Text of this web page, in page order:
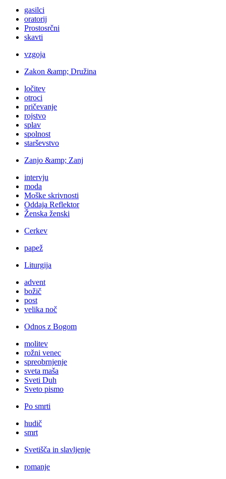
gasilci
oratorij
Prostosrčni
skavti
vzgoja
Zakon &amp; Družina
ločitev
otroci
pričevanje
rojstvo
splav
spolnost
starševstvo
Zanjo &amp; Zanj
intervju
moda
Moške skrivnosti
Oddaja Reflektor
Ženska ženski
Cerkev
papež
Liturgija
advent
božič
post
velika noč
Odnos z Bogom
molitev
rožni venec
spreobrnjenje
sveta maša
Sveti Duh
Sveto pismo
Po smrti
hudič
smrt
Svetišča in slavljenje
romanje